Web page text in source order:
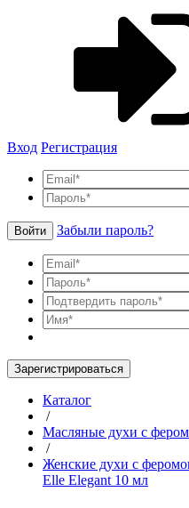
Вход Регистрация
Войти Забыли пароль?
Зарегистрироваться
Каталог
/
Масляные духи с
/
Женские духи с
Elle Elegant 10 мл